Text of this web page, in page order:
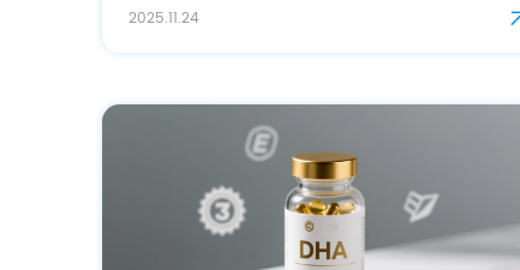
2025.11.24